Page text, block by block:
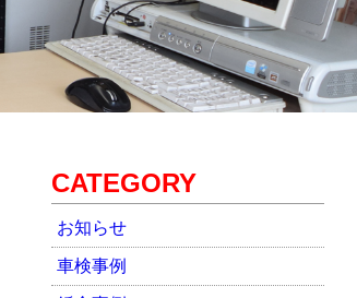
CATEGORY
お知らせ
車検事例